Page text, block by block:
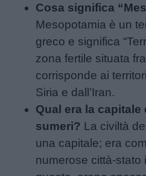
Cosa significa
Mesopotamia è un
greco e significa
zona fertile situata
corrisponde ai
Siria e dall’Iran.
Qual era la
sumeri? La civiltà
una capitale; era
numerose città-stato